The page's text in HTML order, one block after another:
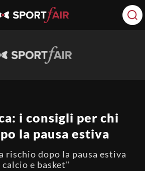
i consigli per chi
la pausa estiva
rischio dopo la pausa estiva
e basket"